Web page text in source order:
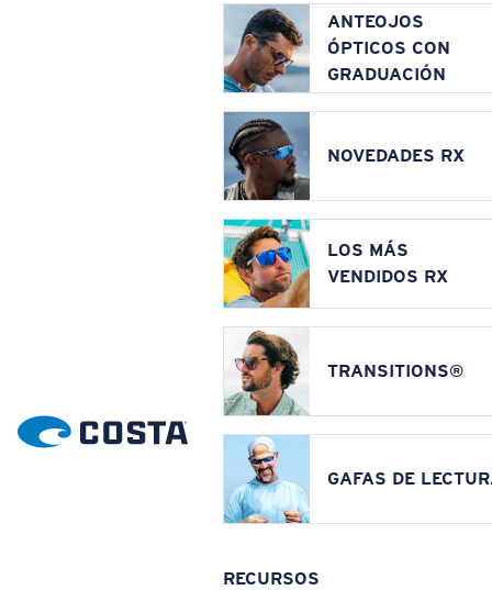
ANTEOJOS
ÓPTICOS CON
GRADUACIÓN
NOVEDADES RX
LOS MÁS
VENDIDOS RX
TRANSITIONS®
GAFAS DE
RECURSOS